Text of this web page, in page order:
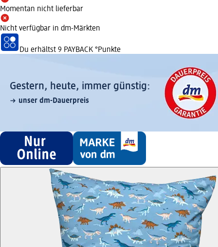
Momentan nicht lieferbar
Nicht verfügbar in dm-Märkten
Du erhältst 9 PAYBACK °Punkte
Gestern, heute, immer günstig:
unser dm-Dauerpreis